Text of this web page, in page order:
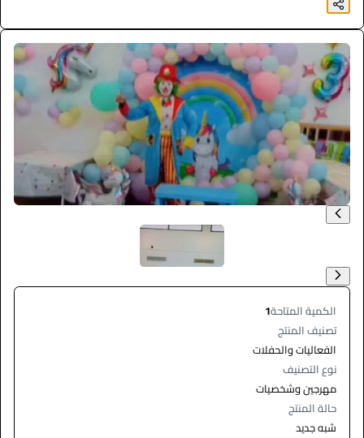
الكمية المتاحة1
تصنيف المنتج
الفعاليات والحفلات
نوع التصنيف
مهرجين وشخصيات
حالة المنتج
شبه جديد